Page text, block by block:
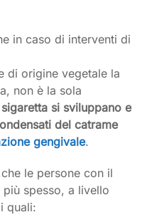
in caso di interventi di
di origine vegetale la
non è la sola
si sviluppano e
del catrame
gengivale.
le persone con il
spesso, a livello
quali: